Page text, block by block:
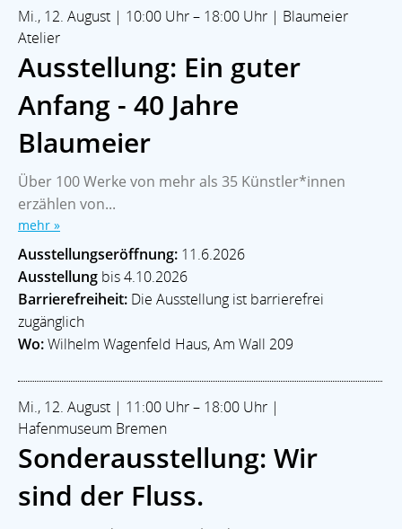
Mi., 12. August | 10:00 Uhr – 18:00 Uhr | Blaumeier
Atelier
Ausstellung: Ein guter
Anfang - 40 Jahre
Blaumeier
Über 100 Werke von mehr als 35 Künstler*innen
erzählen von...
mehr »
Ausstellungseröffnung: 11.6.2026
Ausstellung bis 4.10.2026
Barrierefreiheit: Die Ausstellung ist barrierefrei
zugänglich
Wo:Wilhelm Wagenfeld Haus, Am Wall 209
Mi., 12. August | 11:00 Uhr – 18:00 Uhr |
Hafenmuseum Bremen
Sonderausstellung: Wir
sind der Fluss.